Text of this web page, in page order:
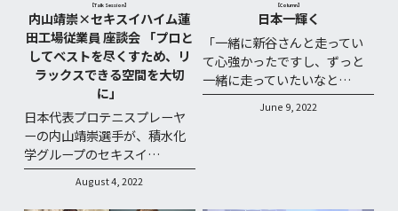
【Talk Session】
内山靖崇×セキスイハイム蓮
田工場従業員 座談会 「プロと
してベストを尽くすため、リ
ラックスできる空間を大切
に」
日本代表プロテニスプレーヤ
ーの内山靖崇選手が、積水化
学グループのセキスイ…
August 4, 2022
【Column】
日本一輝く
「一緒に新谷さんと走ってい
て心強かったですし、ずっと
一緒に走っていたいなと…
June 9, 2022